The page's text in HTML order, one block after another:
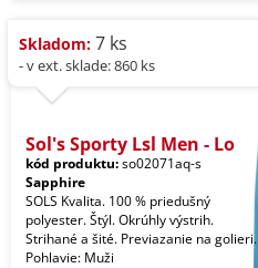
Skladom: 7 ks
- v ext. sklade: 860 ks
Sol's Sporty Lsl Men - Lo
kód produktu:so02071aq-s
Sapphire
SOLS Kvalita. 100 % priedušný
polyester. Štýl. Okrúhly výstrih.
Strihané a šité. Previazanie na golieri.
Pohlavie: Muži